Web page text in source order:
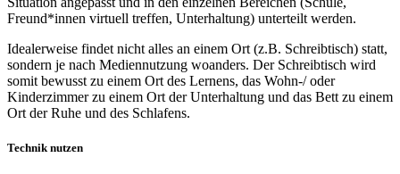
Freund*innen virtuell treffen, Unterhaltung) unterteilt werden.
Idealerweise findet nicht alles an einem Ort (z.B. Schreibtisch) statt,
sondern je nach Mediennutzung woanders. Der Schreibtisch wird
somit bewusst zu einem Ort des Lernens, das Wohn-/ oder
Kinderzimmer zu einem Ort der Unterhaltung und das Bett zu einem
Ort der Ruhe und des Schlafens.
Technik nutzen